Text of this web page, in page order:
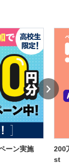
ーン実施
200
st